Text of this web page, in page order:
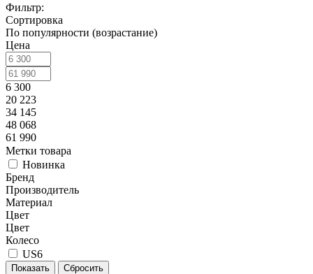
Фильтр:
Сортировка
По популярности (возрастание)
Цена
6 300
20 223
34 145
48 068
61 990
Метки товара
Новинка
Бренд
Производитель
Материал
Цвет
Цвет
Колесо
US6
Показать Сбросить